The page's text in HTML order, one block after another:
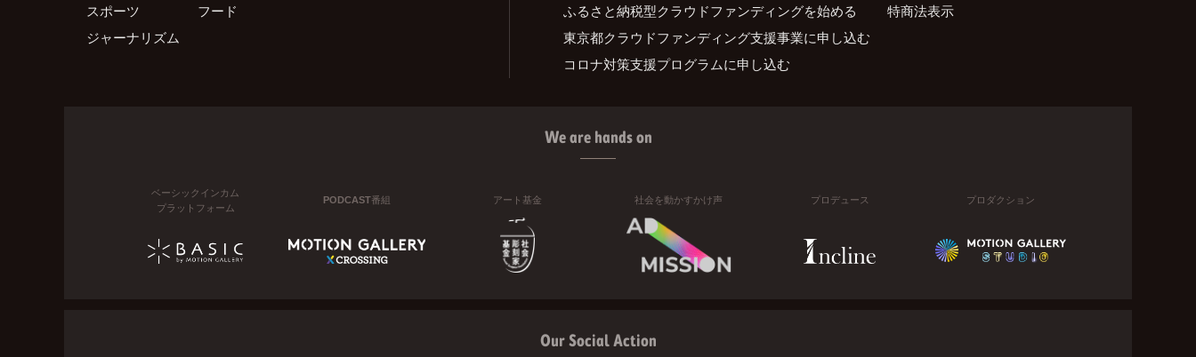
スポーツ
フード
ジャーナリズム
ふるさと納税型クラウドファンディングを始める
東京都クラウドファンディング支援事業に申し込む
コロナ対策支援プログラムに申し込む
特商法表示
We are hands on
ベーシックインカム
プラットフォーム
PODCAST番組 アート基金 社会を動かすかけ声 プロデュース プロダクション
Our Social Action